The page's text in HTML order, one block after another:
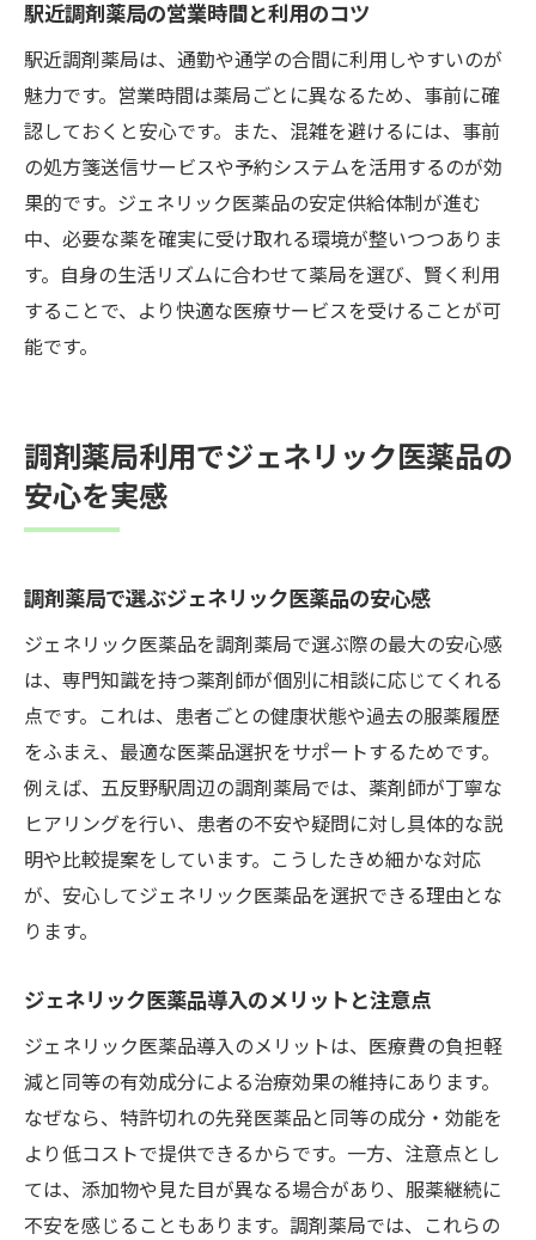
調剤薬局のサポートで医療費負担を軽減
これからの調剤薬局選びに役立つポイント集
調剤薬局選びで注目したい最新サービス
ジェネリック医薬品を選ぶ際の重要ポイン
ト
調剤薬局の利便性や対応力を見極めるコツ
患者目線で調剤薬局のサービスを比較
調剤薬局利用時に知っておきたい基礎知識
駅近調剤薬局の営業時間と利用のコツ
駅近調剤薬局は、通勤や通学の合間に利用しやすいのが
魅力です。営業時間は薬局ごとに異なるため、事前に確
認しておくと安心です。また、混雑を避けるには、事前
の処方箋送信サービスや予約システムを活用するのが効
果的です。ジェネリック医薬品の安定供給体制が進む
中、必要な薬を確実に受け取れる環境が整いつつありま
す。自身の生活リズムに合わせて薬局を選び、賢く利用
することで、より快適な医療サービスを受けることが可
能です。
調剤薬局利用でジェネリック医薬品の
安心を実感
調剤薬局で選ぶジェネリック医薬品の安心感
ジェネリック医薬品を調剤薬局で選ぶ際の最大の安心感
は、専門知識を持つ薬剤師が個別に相談に応じてくれる
点です。これは、患者ごとの健康状態や過去の服薬履歴
をふまえ、最適な医薬品選択をサポートするためです。
例えば、五反野駅周辺の調剤薬局では、薬剤師が丁寧な
ヒアリングを行い、患者の不安や疑問に対し具体的な説
明や比較提案をしています。こうしたきめ細かな対応
が、安心してジェネリック医薬品を選択できる理由とな
ります。
ジェネリック医薬品導入のメリットと注意点
ジェネリック医薬品導入のメリットは、医療費の負担軽
減と同等の有効成分による治療効果の維持にあります。
なぜなら、特許切れの先発医薬品と同等の成分・効能を
より低コストで提供できるからです。一方、注意点とし
ては、添加物や見た目が異なる場合があり、服薬継続に
不安を感じることもあります。調剤薬局では、これらの